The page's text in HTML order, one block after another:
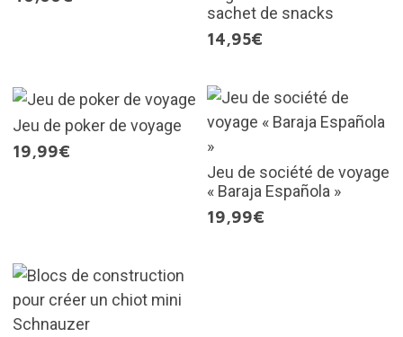
sachet de snacks
14,95€
Jeu de poker de voyage
19,99€
Jeu de société de voyage
« Baraja Española »
19,99€